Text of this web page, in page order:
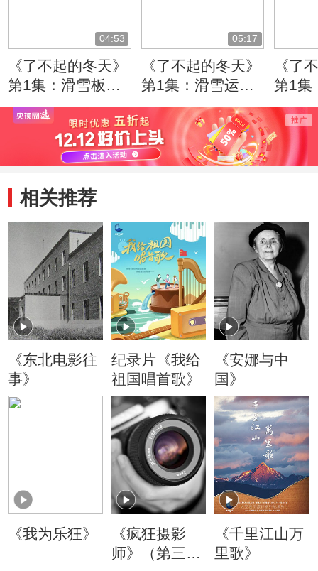
04:53
《了不起的冬天》
第1集：滑雪板的
侧面为什么要做成
拱形的？
05:17
《了不起的冬天》
第1集：滑雪运动
员的最终速度是由
什么决定的？
《了
第1集
冬奥
项目
相关推荐
《东北电影往
事》
纪录片《我给
祖国唱首歌》
《安娜与中
国》
《我为乐狂》
《疯狂摄影
师》（第三
《千里江山万
里歌》